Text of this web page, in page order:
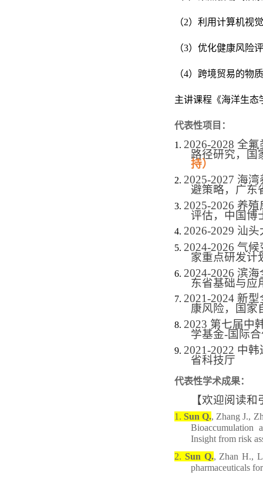
（2） 利用计算机视
（3）优化健康风险
（4） 跨境贸易的物
主讲课程《海洋生态
代表性项目：
1. 2026-2028 全
路径研究，
持）
2. 2025-2027 海湾
避策略，广
3. 2025-2026 养殖
评估，中国博
4. 2026-2029 汕
5. 2024-2026 气候
家重点研发计
6. 2024-2026 滨海
东省基础与应
7. 2021-2024 新型
康风险，国家
8. 2023 第七届中
学基金-国际
9. 2021-2022 中韩
省科技厅
代表性学术成果：
【欢迎阅读
1. Sun Q., Zhang J.,
Bioaccumulation
Insight from risk
2. Sun Q., Zhan H.,
pharmaceuticals